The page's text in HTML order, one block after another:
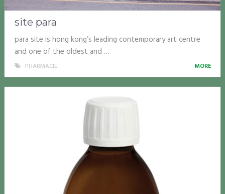
site para
para site is hong kong’s leading contemporary art centre
and one of the oldest and …
PHARMACIE MORE